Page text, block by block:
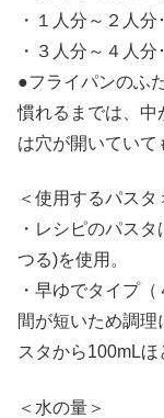
・１人分～２人
・３人分～４人
●フライパンのふ
慣れるまでは、中
は穴が開いていて
＜使用するパスタ
・レシピのパス
つる)を使用。
・早ゆでタイプ
間が短いため調
スタから100mLほ
＜水の量＞